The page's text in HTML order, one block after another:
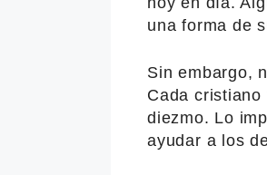
una forma de
Sin embargo,
Cada
diezmo. Lo
ayudar a los